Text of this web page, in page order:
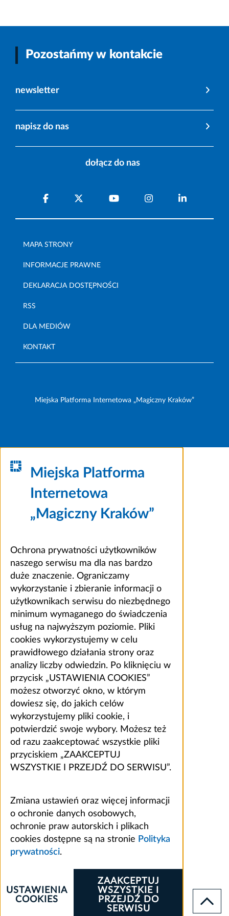
Pozostańmy w kontakcie
newsletter
napisz do nas
dołącz do nas
MAPA STRONY
INFORMACJE PRAWNE
DEKLARACJA DOSTĘPNOŚCI
RSS
DLA MEDIÓW
KONTAKT
Miejska Platforma Internetowa „Magiczny Kraków”
Miejska Platforma
Internetowa
„Magiczny Kraków”
Ochrona prywatności użytkowników
naszego serwisu ma dla nas bardzo
duże znaczenie. Ograniczamy
wykorzystanie i zbieranie informacji o
użytkownikach serwisu do niezbędnego
minimum wymaganego do świadczenia
usług na najwyższym poziomie. Pliki
cookies wykorzystujemy w celu
prawidłowego działania strony oraz
analizy liczby odwiedzin. Po kliknięciu w
przycisk „USTAWIENIA COOKIES”
możesz otworzyć okno, w którym
dowiesz się, do jakich celów
wykorzystujemy pliki cookie, i
potwierdzić swoje wybory. Możesz też
od razu zaakceptować wszystkie pliki
przyciskiem „ZAAKCEPTUJ
WSZYSTKIE I PRZEJDŹ DO SERWISU”.
Zmiana ustawień oraz więcej informacji
o ochronie danych osobowych,
ochronie praw autorskich i plikach
cookies dostępne są na stronie Polityka
prywatności.
ZAAKCEPTUJ
WSZYSTKIE I
PRZEJDŹ DO
SERWISU
USTAWIENIA
COOKIES